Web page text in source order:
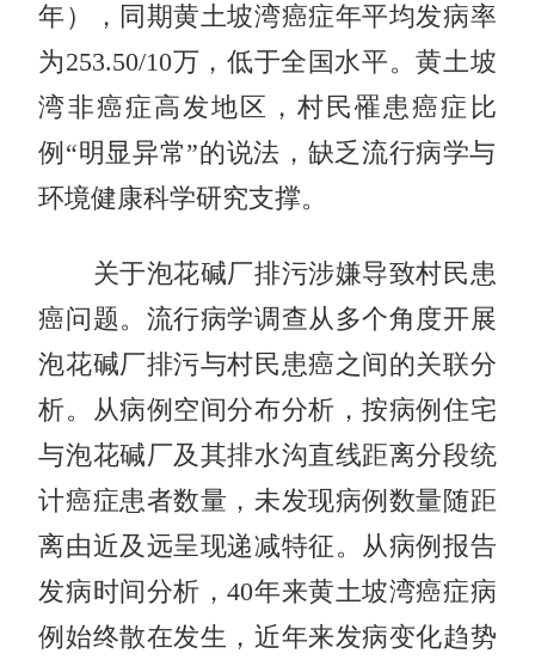
年），同期黄土坡湾癌症年平均发病率
为253.50/10万，低于全国水平。黄土坡
湾非癌症高发地区，村民罹患癌症比
例“明显异常”的说法，缺乏流行病学与
环境健康科学研究支撑。
关于泡花碱厂排污涉嫌导致村民患
癌问题。流行病学调查从多个角度开展
泡花碱厂排污与村民患癌之间的关联分
析。从病例空间分布分析，按病例住宅
与泡花碱厂及其排水沟直线距离分段统
计癌症患者数量，未发现病例数量随距
离由近及远呈现递减特征。从病例报告
发病时间分析，40年来黄土坡湾癌症病
例始终散在发生，近年来发病变化趋势